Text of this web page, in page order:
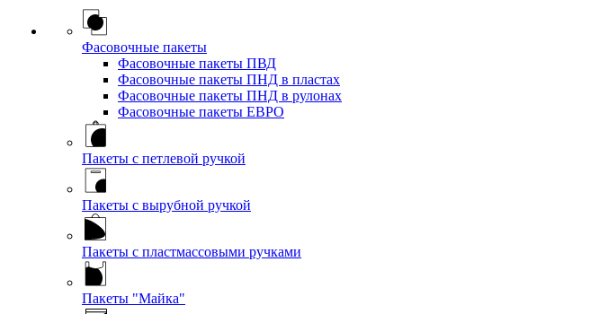
Фасовочные пакеты
Фасовочные пакеты ПВД
Фасовочные пакеты ПНД в пластах
Фасовочные пакеты ПНД в рулонах
Фасовочные пакеты ЕВРО
Пакеты с петлевой ручкой
Пакеты с вырубной ручкой
Пакеты с пластмассовыми ручками
Пакеты "Майка"